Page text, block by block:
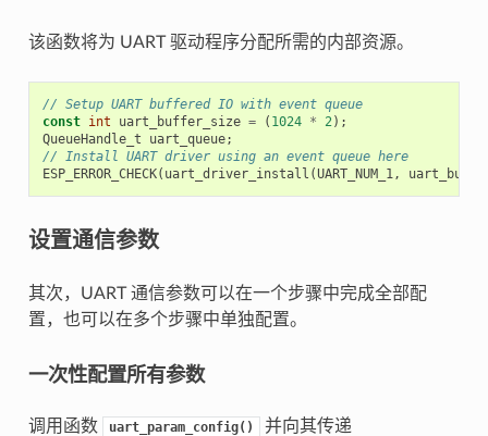
该函数将为 UART 驱动程序分配所需的内部资源。
// Setup UART buffered IO with event queue
const int uart_buffer_size = ( 1024 * 2);
QueueHandle_t
uart_queue;
// Install UART driver using an event queue here
ESP_ERROR_CHECK( uart_driver_install (UART_NUM_1,
设置通信参数
其次，UART 通信参数可以在一个步骤中完成全部配
置，也可以在多个步骤中单独配置。
一次性配置所有参数
调用函数 uart_param_config() 并向其传递